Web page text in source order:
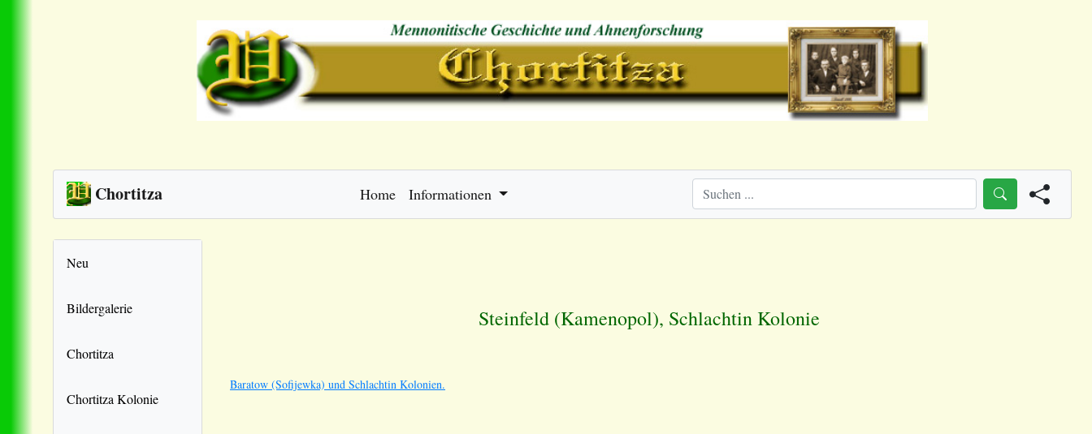
Chortitza Home Informationen
Neu
Bildergalerie
Chortitza
Chortitza Kolonie
Steinfeld (Kamenopol), Schlachtin Kolonie
Baratow (Sofijewka) und Schlachtin Kolonien.